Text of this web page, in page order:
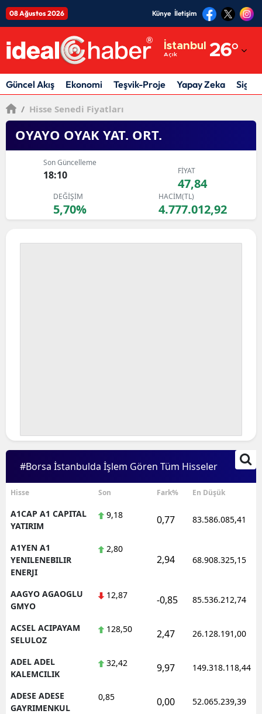
08 Ağustos 2026 Künye İletişim
İstanbul
Açık 26°
Adıyaman
Afyonkarahisar
Antalya
Artvin
Çankırı
Çorum
Denizli
Diyarbakır
Elazığ
Eskişehir
Gümüşhane
Güncel Akış Ekonomi Teşvik-Proje Yapay Zeka
/ Hisse Senedi Fiyatları
OYAYO OYAK YAT. ORT.
Son Güncelleme
18:10 FİYAT
47,84
DEĞİŞİM
5,70%
HACİM(TL)
4.777.012,92
#Borsa İstanbulda İşlem Gören Tüm Hisseler
Hisse Son Fark% En Düşük
A1CAP A1 CAPITAL
YATIRIM
9,18 0,77 83.586.085,41
A1YEN A1
YENILENEBILIR
ENERJI
2,80
2,94 68.908.325,15
AAGYO AGAOGLU
GMYO
12,87 -0,85 85.536.212,74
ACSEL ACIPAYAM
SELULOZ
128,50 2,47 26.128.191,00
ADEL ADEL
KALEMCILIK
32,42 9,97 149.318.118,44
ADESE ADESE
GAYRIMENKUL
0,85 0,00 52.065.239,39